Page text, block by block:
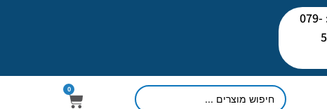
לשיחת ייעוץ: 079-
0